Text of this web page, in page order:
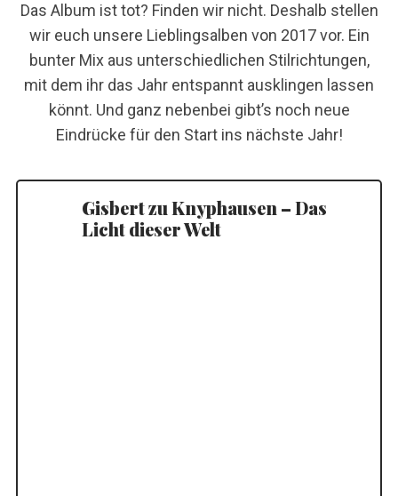
Das Album ist tot? Finden wir nicht. Deshalb stellen
wir euch unsere Lieblingsalben von 2017 vor. Ein
bunter Mix aus unterschiedlichen Stilrichtungen,
mit dem ihr das Jahr entspannt ausklingen lassen
könnt. Und ganz nebenbei gibt’s noch neue
Eindrücke für den Start ins nächste Jahr!
Gisbert zu Knyphausen – Das
Licht dieser Welt